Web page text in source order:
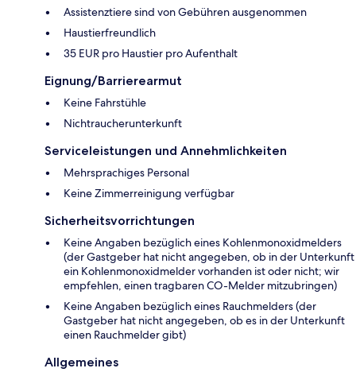
Assistenztiere sind von Gebühren ausgenommen
Haustierfreundlich
35 EUR pro Haustier pro Aufenthalt
Eignung/Barrierearmut
Keine Fahrstühle
Nichtraucherunterkunft
Serviceleistungen und Annehmlichkeiten
Mehrsprachiges Personal
Keine Zimmerreinigung verfügbar
Sicherheitsvorrichtungen
Keine Angaben bezüglich eines Kohlenmonoxidmelders
(der Gastgeber hat nicht angegeben, ob in der Unterkunft
ein Kohlenmonoxidmelder vorhanden ist oder nicht; wir
empfehlen, einen tragbaren CO-Melder mitzubringen)
Keine Angaben bezüglich eines Rauchmelders (der
Gastgeber hat nicht angegeben, ob es in der Unterkunft
einen Rauchmelder gibt)
Allgemeines